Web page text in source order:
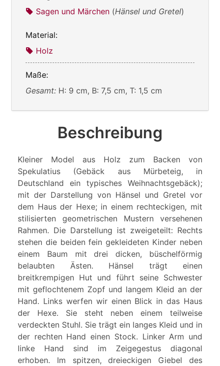
Sagen und Märchen (Hänsel und Gretel)
Material:
Holz
Maße:
Gesamt: H: 9 cm, B: 7,5 cm, T: 1,5 cm
Beschreibung
Kleiner Model aus Holz zum Backen von
Spekulatius (Gebäck aus Mürbeteig, in
Deutschland ein typisches Weihnachtsgebäck);
mit der Darstellung von Hänsel und Gretel vor
dem Haus der Hexe; in einem rechteckigen, mit
stilisierten geometrischen Mustern versehenen
Rahmen. Die Darstellung ist zweigeteilt: Rechts
stehen die beiden fein gekleideten Kinder neben
einem Baum mit drei dicken, büschelförmig
belaubten Ästen. Hänsel trägt einen
breitkrempigen Hut und führt seine Schwester
mit geflochtenem Zopf und langem Kleid an der
Hand. Links werfen wir einen Blick in das Haus
der Hexe. Sie steht neben einem teilweise
verdeckten Stuhl. Sie trägt ein langes Kleid und in
der rechten Hand einen Stock. Linker Arm und
linke Hand sind im Zeigegestus diagonal
erhoben. Im spitzen, dreieckigen Giebel des